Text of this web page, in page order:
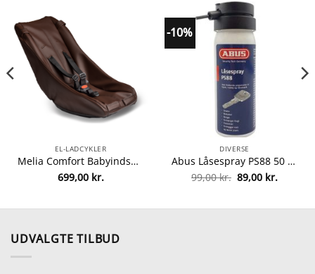
EL-LADCYKLER
Melia Comfort Babyindsats (2-9 md.) – Brun Læder Brun Læder
699,00 kr.
-10%
DIVERSE
Abus Låsespray PS88 50 ml
99,00kr. Den
oprindelige
99,00 kr..
89,00 kr.
aktuelle
89,00
kr..
UDVALGTE TILBUD